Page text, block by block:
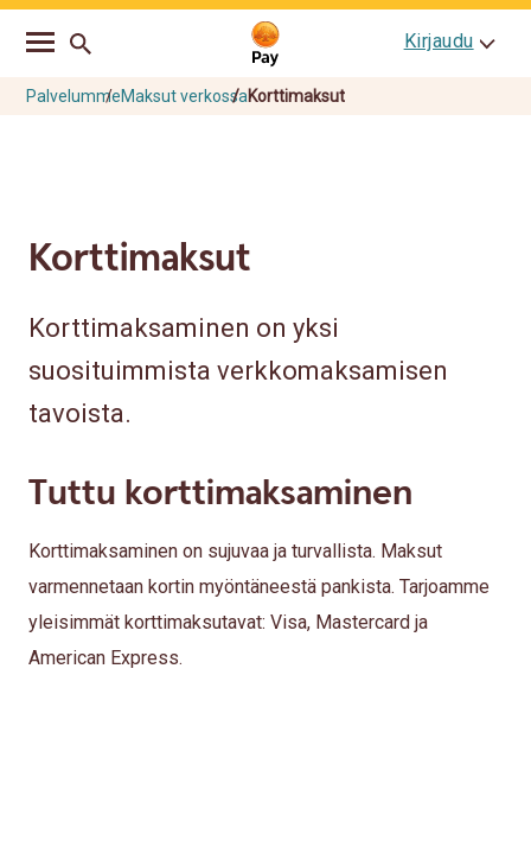
Go
navigation
Skip
Kirjaudu
PalvelummeMaksut verkossaKorttimaksut
Korttimaksut
Korttimaksaminen on yksi
suosituimmista verkkomaksamisen
tavoista.
Tuttu korttimaksaminen
Korttimaksaminen on sujuvaa ja turvallista. Maksut
varmennetaan kortin myöntäneestä pankista. Tarjoamme
yleisimmät korttimaksutavat: Visa, Mastercard ja
American Express.